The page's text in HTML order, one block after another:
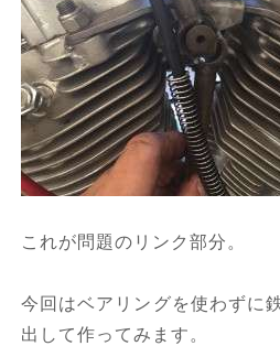
これが問題のリンク部分。
今回はベアリングを使わずに
出して作ってみます。